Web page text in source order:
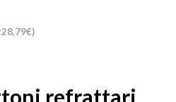
refrattari